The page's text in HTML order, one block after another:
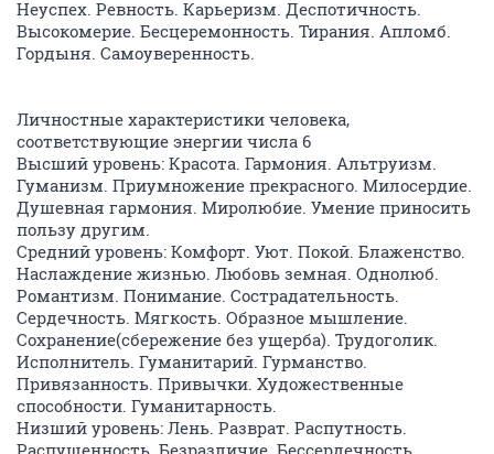
Неуспех. Ревность. Карьеризм. Деспотичность.
Высокомерие. Бесцеремонность. Тирания. Апломб.
Гордыня. Самоуверенность.
Личностные характеристики человека,
соответствующие энергии числа 6
Высший уровень: Красота. Гармония. Альтруизм.
Гуманизм. Приумножение прекрасного. Милосердие.
Душевная гармония. Миролюбие. Умение приносить
пользу другим.
Средний уровень: Комфорт. Уют. Покой. Блаженство.
Наслаждение жизнью. Любовь земная. Однолюб.
Романтизм. Понимание. Сострадательность.
Сердечность. Мягкость. Образное мышление.
Сохранение(сбережение без ущерба). Трудоголик.
Исполнитель. Гуманитарий. Гурманство.
Привязанность. Привычки. Художественные
способности. Гуманитарность.
Низший уровень: Лень. Разврат. Распутность.
Распущенность. Безразличие. Бессердечность.